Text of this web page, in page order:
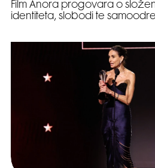
Film Anora progovara o
identiteta, slobodi te